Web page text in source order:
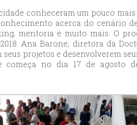
conheceram um pouco
acerca do cenário
mentoria e muito mais. O
Ana Barone, diretora da
projetos e desenvolverem
no dia 17 de agosto